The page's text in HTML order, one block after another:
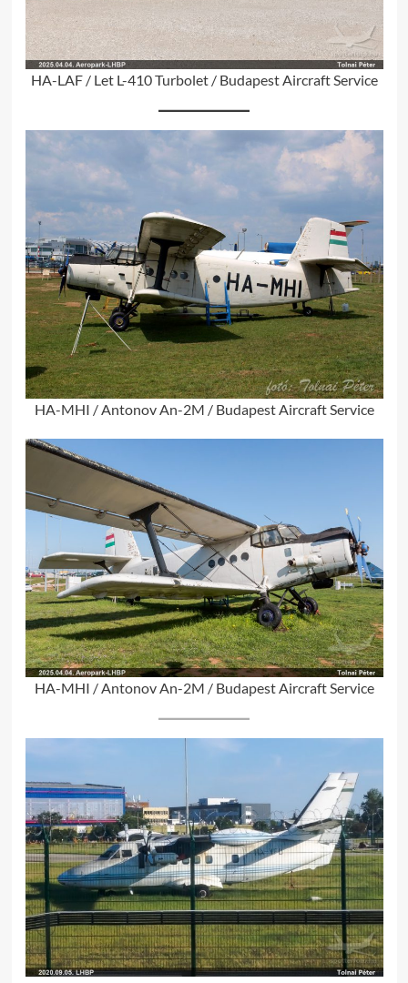
HA-LAF / Let L-410 Turbolet / Budapest Aircraft Service
HA-MHI / Antonov An-2M / Budapest Aircraft Service
HA-MHI / Antonov An-2M / Budapest Aircraft Service